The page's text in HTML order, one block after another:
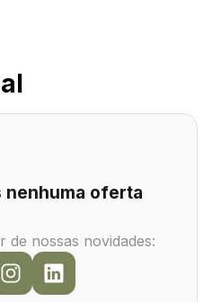
nenhuma oferta
de nossas novidades: